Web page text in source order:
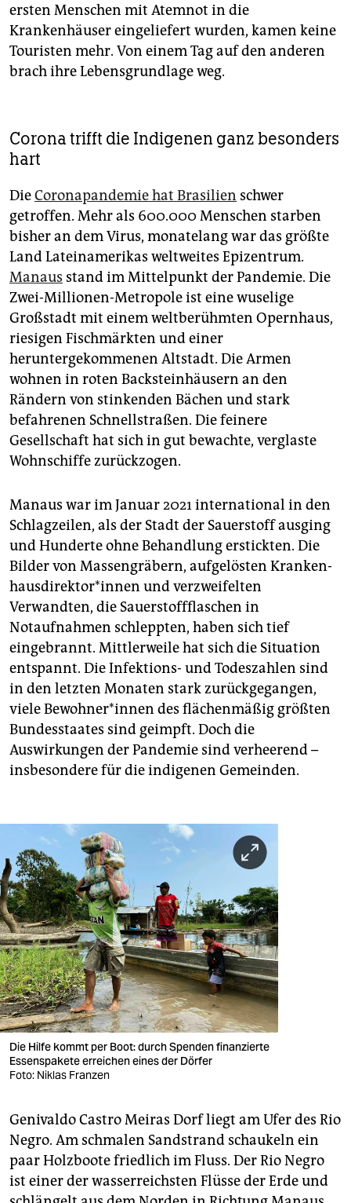
ersten Menschen mit Atemnot in die
Krankenhäuser eingeliefert wurden, kamen keine
Touristen mehr. Von einem Tag auf den anderen
brach ihre Lebensgrundlage weg.
Corona trifft die Indigenen ganz besonders
hart
DieCoronapandemie hat Brasilien schwer
getroffen. Mehr als 600.000 Menschen starben
bisher an dem Virus, monatelang war das größte
Land Lateinamerikas weltweites Epizentrum.
Manaus stand im Mittelpunkt der Pandemie. Die
Zwei-Millionen-Metropole ist eine wuselige
Großstadt mit einem weltberühmten Opernhaus,
riesigen Fischmärkten und einer
heruntergekommenen Altstadt. Die Armen
wohnen in roten Backsteinhäusern an den
Rändern von stinkenden Bächen und stark
befahrenen Schnellstraßen. Die feinere
Gesellschaft hat sich in gut bewachte, verglaste
Wohnschiffe zurückzogen.
Manaus war im Januar 2021 international in den
Schlagzeilen, als der Stadt der Sauerstoff ausging
und Hunderte ohne Behandlung erstickten. Die
Bilder von Massengräbern, aufgelösten Kran­ken­
haus­di­rek­to­r*in­nen und verzweifelten
Verwandten, die Sauerstoffflaschen in
Notaufnahmen schleppten, haben sich tief
eingebrannt. Mittlerweile hat sich die Situation
entspannt. Die Infektions- und Todeszahlen sind
in den letzten Monaten stark zurückgegangen,
viele Be­woh­ne­r*in­nen des flächenmäßig größten
Bundesstaates sind geimpft. Doch die
Auswirkungen der Pandemie sind verheerend –
insbesondere für die indigenen Gemeinden.
Die Hilfe kommt per Boot: durch Spenden finanzierte
Essenspakete erreichen eines der Dörfer
Foto: Niklas Franzen
Genivaldo Castro Meiras Dorf liegt am Ufer des Rio
Negro. Am schmalen Sandstrand schaukeln ein
paar Holzboote friedlich im Fluss. Der Rio Negro
ist einer der wasserreichsten Flüsse der Erde und